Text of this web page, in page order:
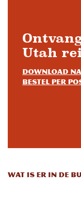
Utah
Download
bestel per
WAT IS ER IN DE